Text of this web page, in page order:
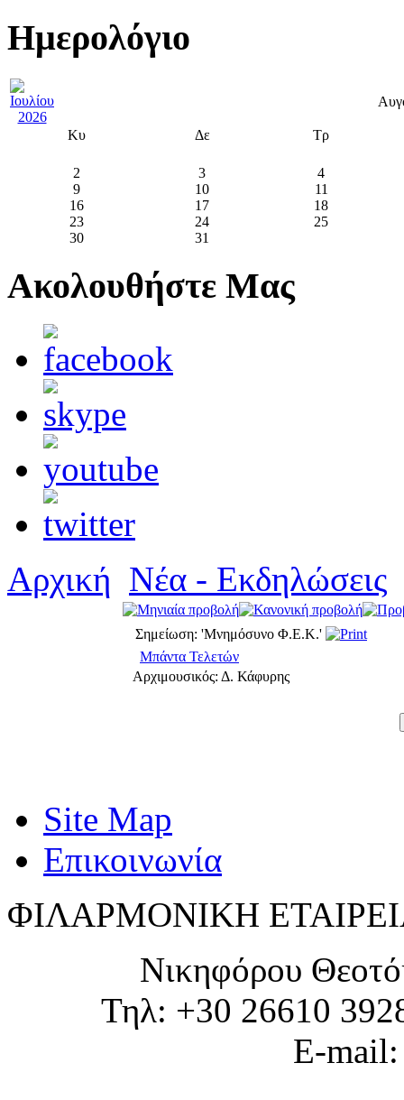
Ημερολόγιο
Κυ Δε Τρ
2 3
4
9
10
11
16
17
18
23
24
25
30
31
Ακολουθήστε Μας
Αρχική Νέα - Εκδηλώσεις
Σημείωση: 'Μνημόσυνο Φ.Ε.Κ.'
Μπάντα Τελετών
Αρχιμουσικός: Δ. Κάφυρης
Site Map
Επικοινωνία
ΦΙΛΑΡΜΟΝΙΚΗ
Νικηφόρου
Τηλ: +30 26610
E-